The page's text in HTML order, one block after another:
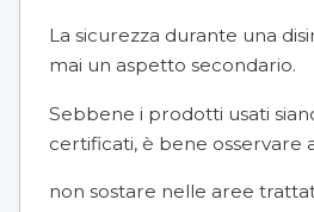
La sicurezza durante una
mai un aspetto secondario.
Sebbene i prodotti usati
certificati, è bene osservare
non sostare nelle aree